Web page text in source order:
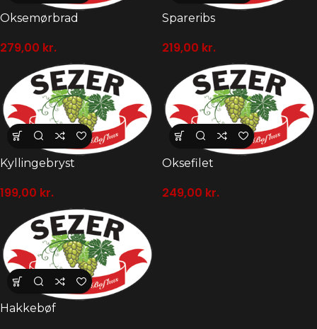
Oksemørbrad
279,00 kr.
Spareribs
219,00 kr.
Kyllingebryst
199,00 kr.
Oksefilet
249,00 kr.
Hakkebøf